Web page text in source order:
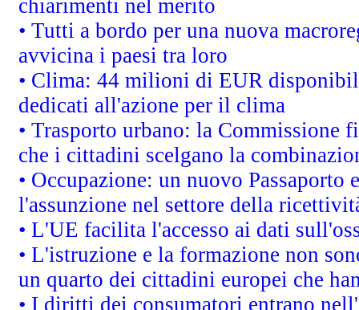
chiarimenti nel merito
• Tutti a bordo per una nuova
avvicina i paesi tra loro
• Clima: 44 milioni di EUR
dedicati all'azione per il clima
• Trasporto urbano: la Commissione
che i cittadini scelgano la
• Occupazione: un nuovo Passaporto
l'assunzione nel settore della
• L'UE facilita l'accesso ai dati
• L'istruzione e la formazione non
un quarto dei cittadini europei che
• I diritti dei consumatori entrano